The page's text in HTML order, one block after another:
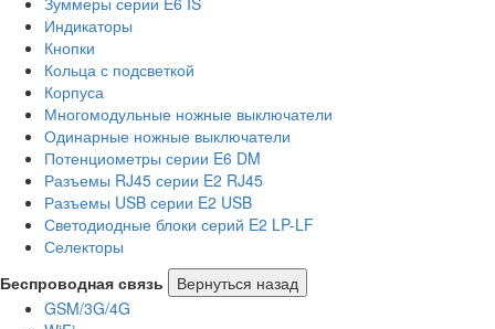
Индикаторы
Кнопки
Кольца с подсветкой
Корпуса
Многомодульные ножные выключатели
Одинарные ножные выключатели
Потенциометры серии E6 DM
Разъемы RJ45 серии E2 RJ45
Разъемы USB серии E2 USB
Светодиодные блоки серий E2 LP-LF
Селекторы
Беспроводная связь
Вернуться назад
GSM/3G/4G